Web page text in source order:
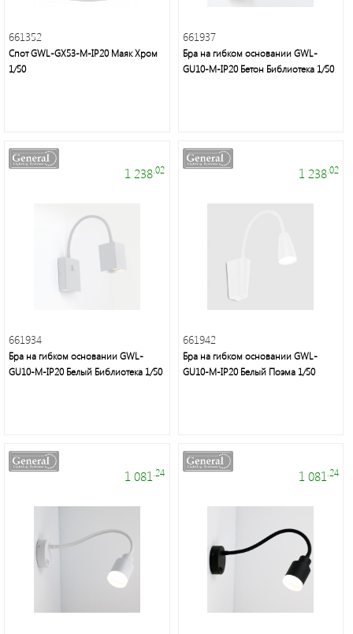
Maytoni
Group
661352
Спот GWL-GX53-M-IP20 Маяк Хром
1/50
661937
Бра на гибком основании GWL-
GU10-M-IP20 Бетон Библиотека 1/50
1 238.02
661934
Бра на гибком основании GWL-
GU10-M-IP20 Белый Библиотека 1/50
1 238 .02
661942
Бра на гибком основании GWL-
GU10-M-IP20 Белый Поэма 1/50
1 081 .24 1 081 .24